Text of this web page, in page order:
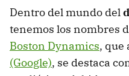
Dentro del mundo del
tenemos los nombres
Boston Dynamics, que
(Google), se destaca